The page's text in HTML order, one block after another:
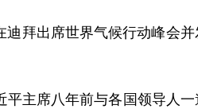
拜出席世界气候行动峰会
主席八年前与各国领导人一